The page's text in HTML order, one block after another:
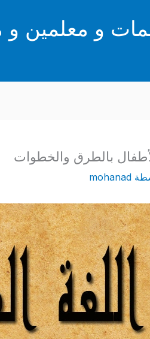
و معلمين و
بالطرق والخطوات
mohanad